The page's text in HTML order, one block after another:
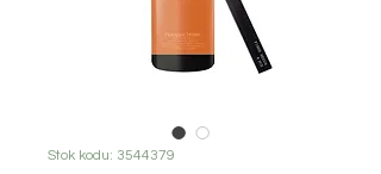
Stok kodu: 3544379